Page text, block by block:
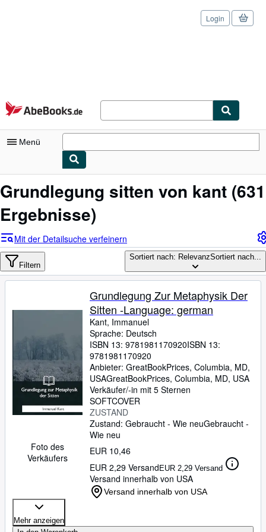
Zum Hauptinhalt
AbeBooks.de
Login
Menü
Nutzerkonto
Meine Bestellungen
Logout
Detailsuche
Sammlungen
Kunst & Sammlerstücke
Verkäufer werden
Hilfe
SCHLIESSEN
Grundlegung sitten von kant (631
Ergebnisse)
Mit der Detailsuche verfeinern
Filtern
Sortiert nach: RelevanzSortiert nach...
Foto des
Verkäufers
Grundlegung Zur Metaphysik Der
Sitten -Language: german
Kant, Immanuel
Sprache: Deutsch
ISBN 13: 9781981170920ISBN 13:
9781981170920
Anbieter: GreatBookPrices, Columbia, MD,
USAGreatBookPrices, Columbia, MD, USA
Verkäufer/-in mit 5 Sternen
SOFTCOVER
ZUSTAND
Zustand: Gebraucht - Wie neuGebraucht -
Wie neu
EUR 10,46
EUR 2,29 VersandEUR 2,29 Versand
Versand innerhalb von USA
Versand innerhalb von USA
Mehr anzeigen